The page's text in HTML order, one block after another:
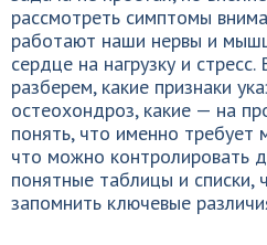
рассмотреть симптомы
работают наши нервы и
сердце на нагрузку и
разберем, какие признаки
остеохондроз, какие — на
понять, что именно требует
что можно контролировать
понятные таблицы и списки,
запомнить ключевые